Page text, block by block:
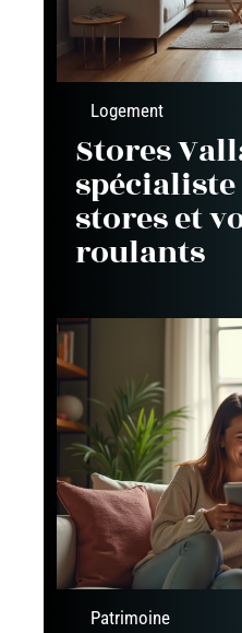
Logement
Stores
spécialiste
stores et
roulants
Patrimoine